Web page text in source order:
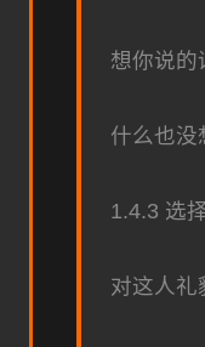
想你说的
什么也没
1.4.3 选
对这人礼